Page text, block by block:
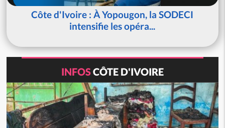
Côte d'Ivoire : À Yopougon, la SODECI
intensifie les opéra...
INFOSCÔTE D'IVOIRE